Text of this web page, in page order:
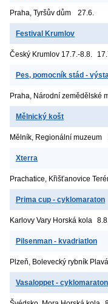
Praha, Tyršův dům 27.6.
Festival Krumlov
Český Krumlov 17.7.-8.8.
Pes, pomocník stád -
Praha, Národní zemědělské
Mělnický košt
Mělník, Regionální muzeum
Xterra
Prachatice, Křišťanovice
Prima cup - cyklomaraton
Karlovy Vary Horská kola 8.8.
Pilsenman - kvadriatlon
Plzeň, Bolevecký rybník
Vasaloppet - cyklomaraton